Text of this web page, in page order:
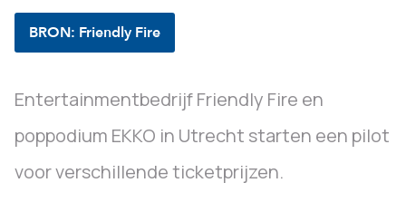
BRON: Friendly Fire
Entertainmentbedrijf Friendly Fire en
poppodium EKKO in Utrecht starten een pilot
voor verschillende ticketprijzen.